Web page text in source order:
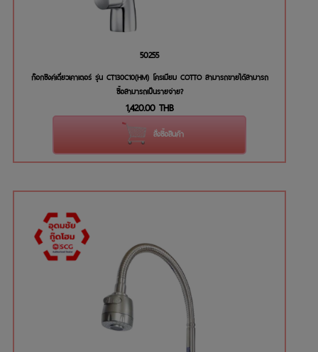
50255
ก๊อกซิงค์เดี่ยวเคาเตอร์ รุ่น CT130C10(HM) โครเมียม COTTO สามารถขายได้สามารถ
ซื้อสามารถเป็นรายจ่าย?
1,420.00 THB
สั่งซื้อสินค้า